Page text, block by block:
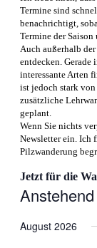
Termine sind
benachrichtigt,
Termine der
Auch außerhalb
entdecken. Gerade
interessante Arten
ist jedoch stark
zusätzliche
geplant.
Wenn Sie nichts
Newsletter ein. Ich
Pilzwanderung
Jetzt für die
Anstehend
wählen.
August 2026